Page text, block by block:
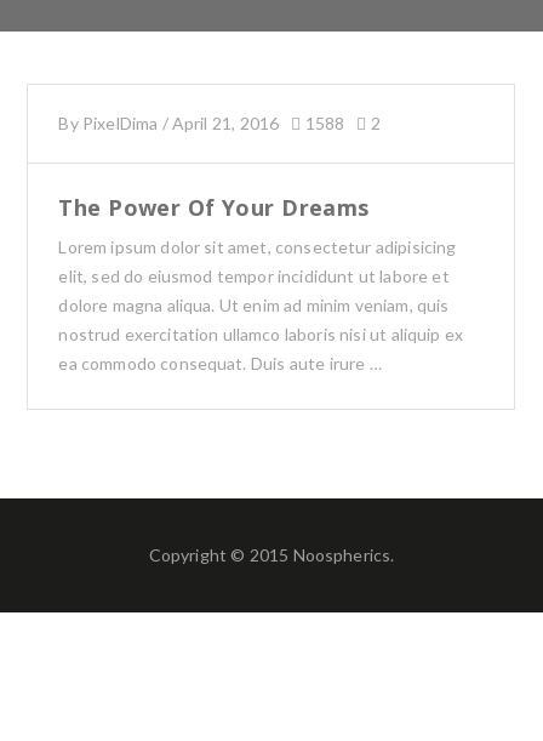
By PixelDima /April 21, 2016 1588 2
The Power Of Your Dreams
Lorem ipsum dolor sit amet, consectetur adipisicing
elit, sed do eiusmod tempor incididunt ut labore et
dolore magna aliqua. Ut enim ad minim veniam, quis
nostrud exercitation ullamco laboris nisi ut aliquip ex
ea commodo consequat. Duis aute irure …
Copyright © 2015 Noospherics.